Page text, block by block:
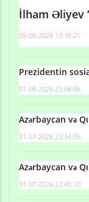
İlham Əliyev
05-08-2026 13:38:21
Prezidentin
01-08-2026 23:06:06
Azərbaycan və
31-07-2026 23:34:05
Azərbaycan və
31-07-2026 22:40:10